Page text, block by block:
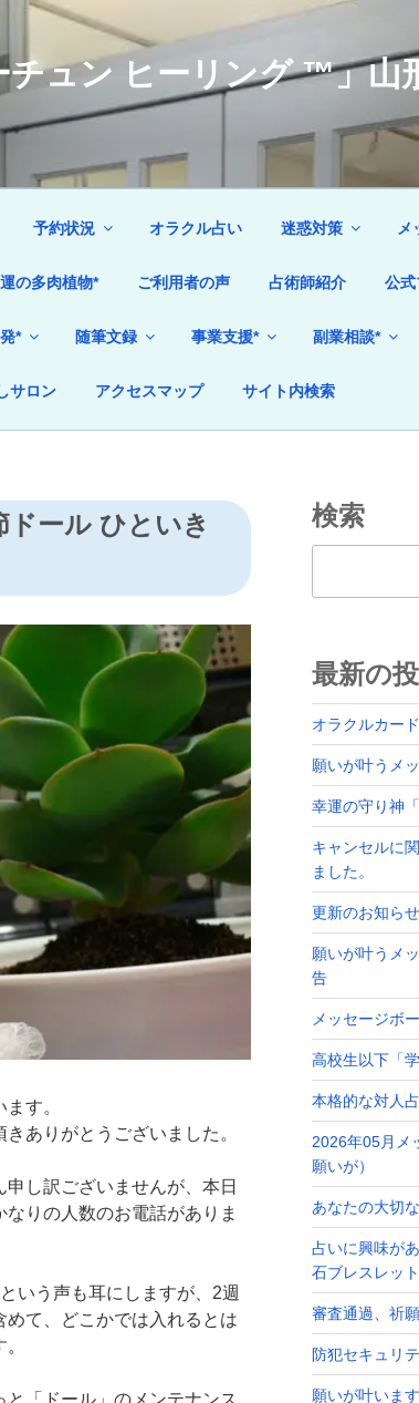
チュン ヒーリング ™」山
予約状況 オラクル占い 迷惑対策 メ
の多肉植物* ご利用者の声 占術師紹介 公式
* 随筆文録 事業支援* 副業相談*
サロン アクセスマップ サイト内検索
ドール ひといき
す。
ありがとうございました。
し訳ございませんが、本日
りの人数のお電話がありま
いう声も耳にしますが、2週
て、どこかでは入れるとは
検索
最新の
オラクルカー
願いが叶うメ
幸運の守り神
キャンセルに
ました。
更新のお知ら
願いが叶うメ
告
メッセージボ
高校生以下「
本格的な対人
2026年05月メ
願いが）
あなたの大切
占いに興味が
石ブレスレット
審査通過、祈
防犯セキュリ
願いが叶いま